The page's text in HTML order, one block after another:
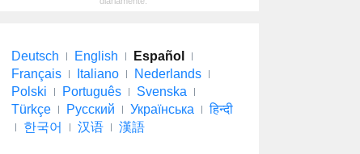
Deutsch English
Español
Français
Italiano
Nederlands
Polski
Português
Svenska
Türkçe
Русский Українська
हिन्दी
한국어
汉语 漢語